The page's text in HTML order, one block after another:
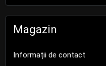
Magazin
Informații de contact